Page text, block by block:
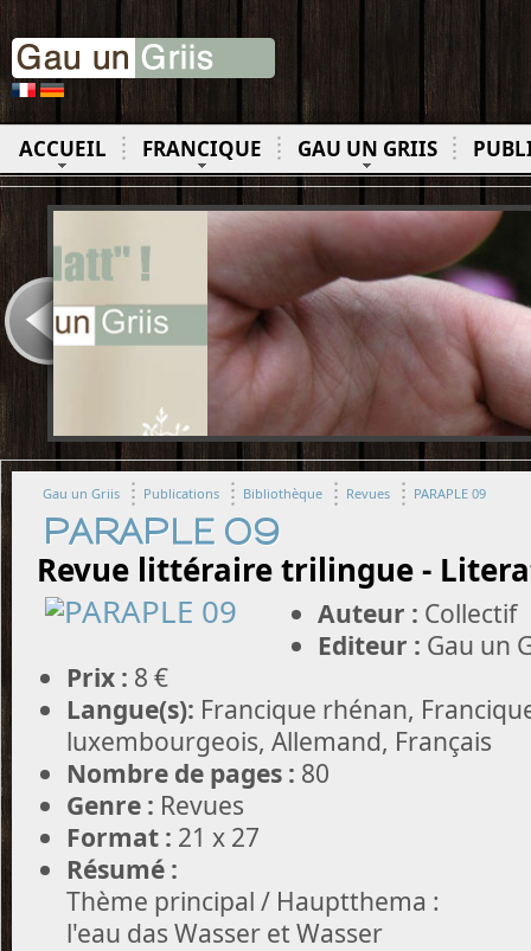
ACCUEIL FRANCIQUE GAU UN GRIIS
Gau un Griis Publications Bibliothèque Revues PARAPLE 09
PARAPLE 09
Revue littéraire trilingue -
Auteur : Collectif
Editeur : Gau un
Prix : 8 €
Langue(s): Francique rhénan,
luxembourgeois, Allemand, Français
Nombre de pages : 80
Genre : Revues
Format : 21 x 27
Résumé :
Thème principal / Hauptthema :
l'eau das Wasser et Wasser